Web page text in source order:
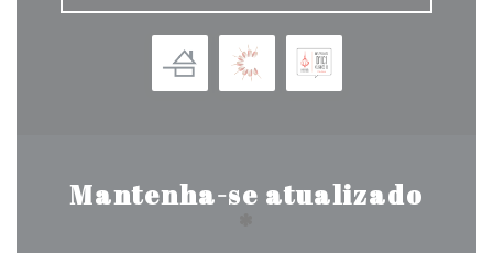
Mantenha-se atualizado